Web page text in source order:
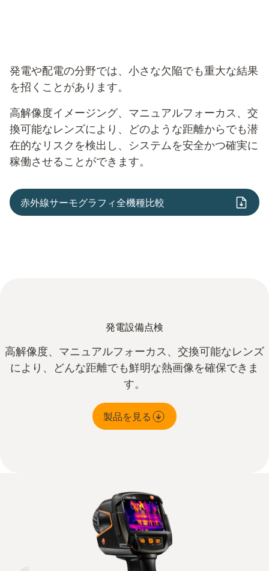
発電や配電の分野では、小さな欠陥でも重大な結果
を招くことがあります。
高解像度イメージング、マニュアルフォーカス、交
換可能なレンズにより、どのような距離からでも潜
在的なリスクを検出し、システムを安全かつ確実に
稼働させることができます。
赤外線サーモグラフィ全機種比較
発電設備点検
高解像度、マニュアルフォーカス、交換可能なレンズ
により、どんな距離でも鮮明な熱画像を確保できま
す。
製品を見る